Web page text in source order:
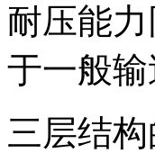
耐压能
于一般
三层结